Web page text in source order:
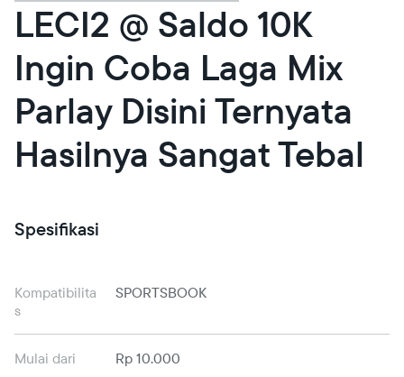
LECI2 @ Saldo 10K
Ingin Coba Laga Mix
Parlay Disini Ternyata
Hasilnya Sangat Tebal
Spesifikasi
Kompatibilita
s
SPORTSBOOK
Mulai dari Rp 10.000